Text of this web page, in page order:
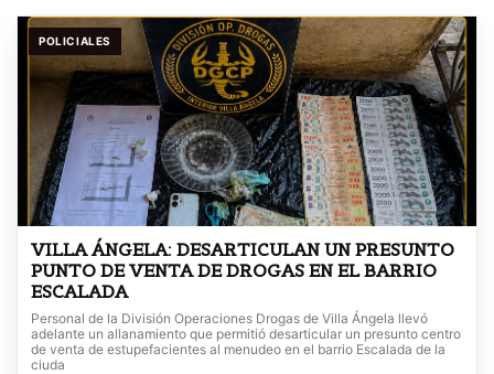
POLICIALES
VILLA ÁNGELA: DESARTICULAN UN PRESUNTO
PUNTO DE VENTA DE DROGAS EN EL BARRIO
ESCALADA
Personal de la División Operaciones Drogas de Villa Ángela llevó
adelante un allanamiento que permitió desarticular un presunto centro
de venta de estupefacientes al menudeo en el barrio Escalada de la
ciuda